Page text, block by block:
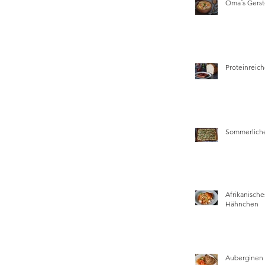
Oma´s
Hähnchen
Auberginen